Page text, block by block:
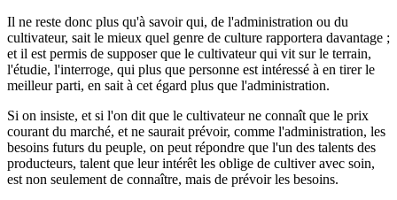
Il ne reste donc plus qu'à savoir qui, de l'administration ou du
cultivateur, sait le mieux quel genre de culture rapportera davantage ;
et il est permis de supposer que le cultivateur qui vit sur le terrain,
l'étudie, l'interroge, qui plus que personne est intéressé à en tirer le
meilleur parti, en sait à cet égard plus que l'administration.
Si on insiste, et si l'on dit que le cultivateur ne connaît que le prix
courant du marché, et ne saurait prévoir, comme l'administration, les
besoins futurs du peuple, on peut répondre que l'un des talents des
producteurs, talent que leur intérêt les oblige de cultiver avec soin,
est non seulement de connaître, mais de prévoir les besoins.